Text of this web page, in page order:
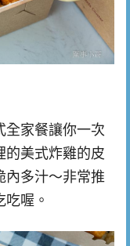
全家餐讓你一次
的美式炸雞的皮
內多汁～非常推
喔。